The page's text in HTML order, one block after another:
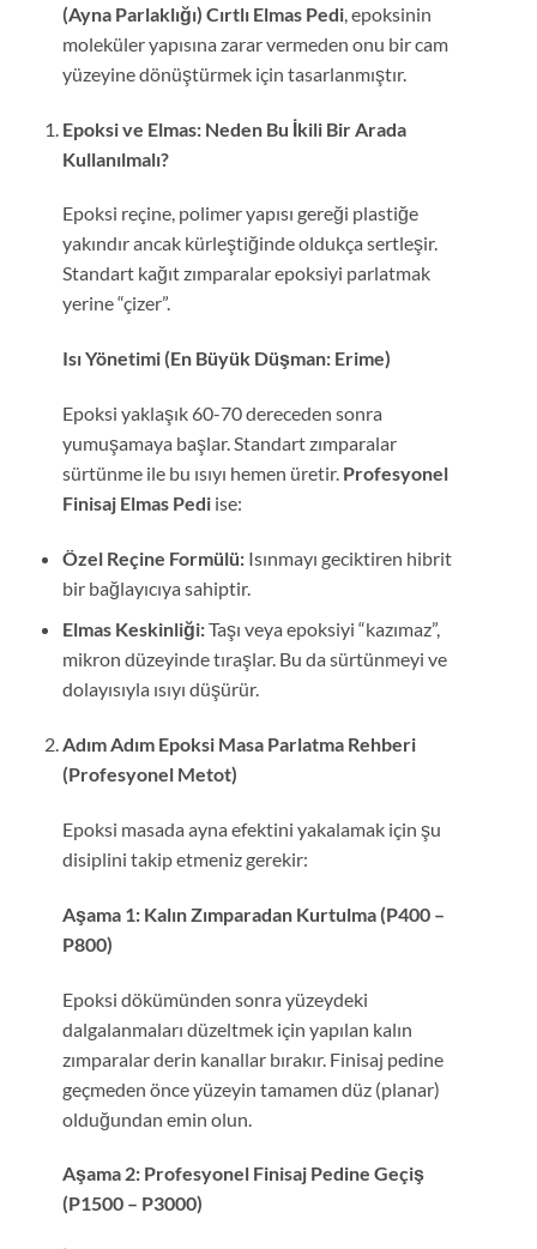
(Ayna Parlaklığı) Cırtlı Elmas Pedi, epoksinin
moleküler yapısına zarar vermeden onu bir cam
yüzeyine dönüştürmek için tasarlanmıştır.
Epoksi ve Elmas: Neden Bu İkili Bir Arada
Kullanılmalı?
Epoksi reçine, polimer yapısı gereği plastiğe
yakındır ancak kürleştiğinde oldukça sertleşir.
Standart kağıt zımparalar epoksiyi parlatmak
yerine “çizer”.
Isı Yönetimi (En Büyük Düşman: Erime)
Epoksi yaklaşık 60-70 dereceden sonra
yumuşamaya başlar. Standart zımparalar
sürtünme ile bu ısıyı hemen üretir. Profesyonel
Finisaj Elmas Pediise:
Özel Reçine Formülü:Isınmayı geciktiren hibrit
bir bağlayıcıya sahiptir.
Elmas Keskinliği:Taşı veya epoksiyi “kazımaz”,
mikron düzeyinde tıraşlar. Bu da sürtünmeyi ve
dolayısıyla ısıyı düşürür.
Adım Adım Epoksi Masa Parlatma Rehberi
(Profesyonel Metot)
Epoksi masada ayna efektini yakalamak için şu
disiplini takip etmeniz gerekir:
Aşama 1: Kalın Zımparadan Kurtulma (P400 –
P800)
Epoksi dökümünden sonra yüzeydeki
dalgalanmaları düzeltmek için yapılan kalın
zımparalar derin kanallar bırakır. Finisaj pedine
geçmeden önce yüzeyin tamamen düz (planar)
olduğundan emin olun.
Aşama 2: Profesyonel Finisaj Pedine Geçiş
(P1500 – P3000)